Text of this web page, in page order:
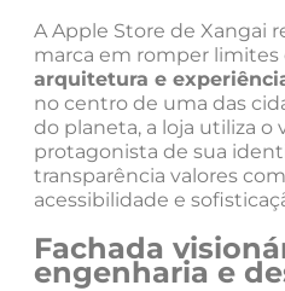
A Apple Store de Xangai
marca em romper limites
arquitetura e
no centro de uma das
do planeta, a loja utiliza o
protagonista de sua
transparência valores
acessibilidade e
Fachada
engenharia e